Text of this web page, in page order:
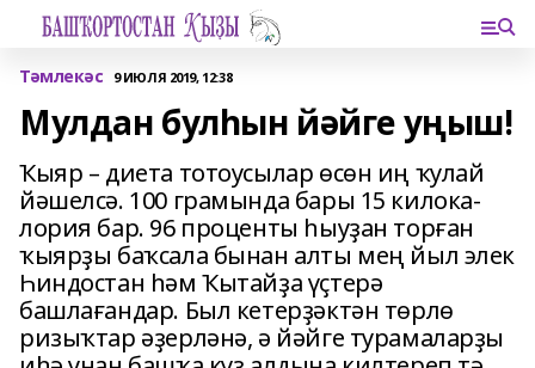
Тәмлекәс 9 ИЮЛЯ 2019, 12:38
Мулдан булһын йәйге уңыш!
Ҡыяр – диета тотоусылар өсөн иң ҡулай
йәшелсә. 100 грамында бары 15 килока­
лория бар. 96 проценты һыуҙан торған
ҡыярҙы баҡсала бынан алты мең йыл элек
Һиндостан һәм Ҡытайҙа үҫтерә
башлағандар. Был кетерҙәктән төрлө
ризыҡтар әҙерләнә, ә йәйге турамаларҙы